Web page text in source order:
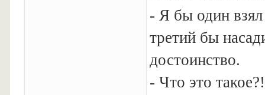
- Я бы один
тpетий бы
достоинство.
- Что это